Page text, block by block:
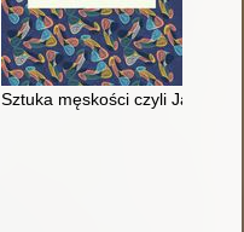
Sztuka męskości czyli Jak nie